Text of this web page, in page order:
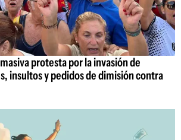
protesta por la invasión de
insultos y pedidos de dimisión contra